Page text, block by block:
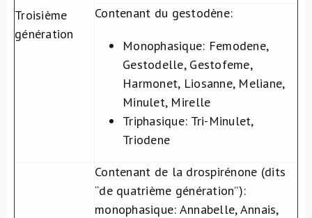
Troisième
génération
Contenant du gestodène:
Monophasique: Femodene,
Gestodelle, Gestofeme,
Harmonet, Liosanne, Meliane,
Minulet, Mirelle
Triphasique: Tri-Minulet,
Triodene
Contenant de la drospirénone (dits
“de quatrième génération”):
monophasique: Annabelle, Annais,